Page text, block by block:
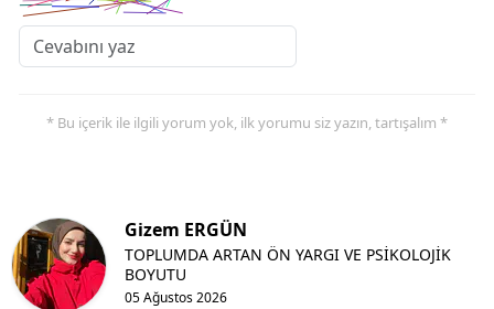
* Bu içerik ile ilgili yorum yok, ilk yorumu siz yazın, tartışalım *
Gizem ERGÜN
05 Ağustos 2026
TOPLUMDA ARTAN ÖN YARGI VE PSİKOLOJİK
BOYUTU